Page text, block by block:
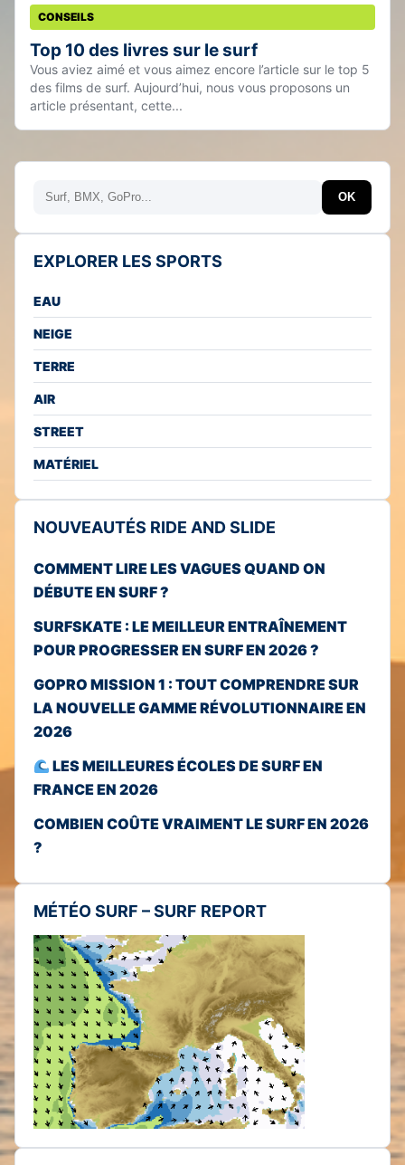
CONSEILS
Top 10 des livres sur le surf
Vous aviez aimé et vous aimez encore l’article sur le top 5
des films de surf. Aujourd’hui, nous vous proposons un
article présentant, cette...
Rechercher OK
EXPLORER LES SPORTS
EAU
NEIGE
TERRE
AIR
STREET
MATÉRIEL
NOUVEAUTÉS RIDE AND SLIDE
COMMENT LIRE LES VAGUES QUAND ON
DÉBUTE EN SURF ?
SURFSKATE : LE MEILLEUR ENTRAÎNEMENT
POUR PROGRESSER EN SURF EN 2026 ?
GOPRO MISSION 1 : TOUT COMPRENDRE SUR
LA NOUVELLE GAMME RÉVOLUTIONNAIRE EN
2026
LES MEILLEURES ÉCOLES DE SURF EN
FRANCE EN 2026
COMBIEN COÛTE VRAIMENT LE SURF EN 2026
?
MÉTÉO SURF – SURF REPORT